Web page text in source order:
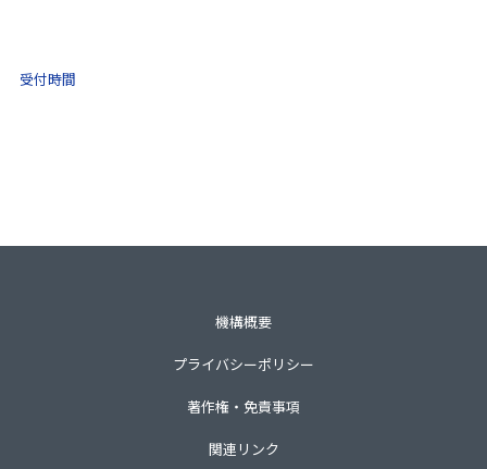
受付時間
機構概要
プライバシーポリシー
著作権・免責事項
関連リンク